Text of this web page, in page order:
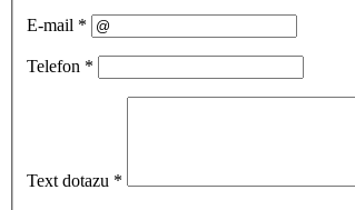
E-mail *
Telefon *
Text dotazu *